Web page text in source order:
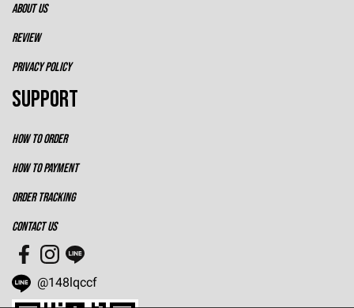
ABOUT US
REVIEW
PRIVACY POLICY
SUPPORT
HOW TO ORDER
HOW TO PAYMENT
ORDER TRACKING
CONTACT US
@148lqccf